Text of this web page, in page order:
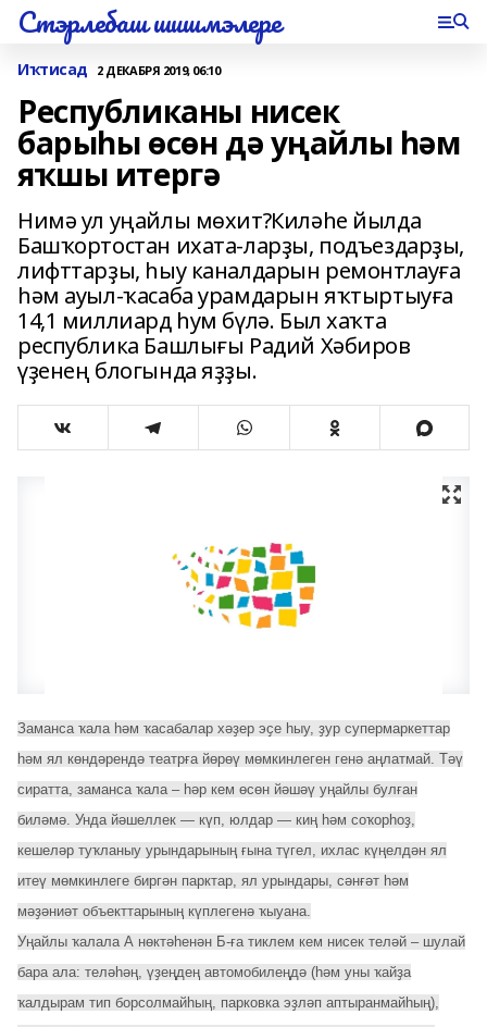
Стэрлебаш шишмэлере
Иҡтисад 2 ДЕКАБРЯ 2019, 06:10
Республиканы нисек
барыһы өсөн дә уңайлы һәм
яҡшы итергә
Нимә ул уңайлы мөхит?Киләһе йылда
Башҡортостан ихата-ларҙы, подъездарҙы,
лифттарҙы, һыу каналдарын ремонтлауға
һәм ауыл-ҡасаба урамдарын яҡтыртыуға
14,1 миллиард һум бүлә. Был хаҡта
республика Башлығы Радий Хәбиров
үҙенең блогында яҙҙы.
Заманса ҡала һәм ҡасабалар хәҙер эҫе һыу, ҙур супермаркеттар
һәм ял көндәрендә театрға йөрөү мөмкинлеген генә аңлатмай. Тәү
сиратта, заманса ҡала – һәр кем өсөн йәшәү уңайлы булған
биләмә. Унда йәшеллек — күп, юлдар — киң һәм соҡорһоҙ,
кешеләр туҡланыу урындарының ғына түгел, ихлас күңелдән ял
итеү мөмкинлеге биргән парктар, ял урындары, сәнғәт һәм
мәҙәниәт объекттарының күплегенә ҡыуана.
Уңайлы ҡалала А нөктәһенән Б-ға тиклем кем нисек теләй – шулай
бара ала: теләһәң, үҙеңдең автомобилеңдә (һәм уны ҡайҙа
ҡалдырам тип борсолмайһың, парковка эҙләп аптыранмайһың),